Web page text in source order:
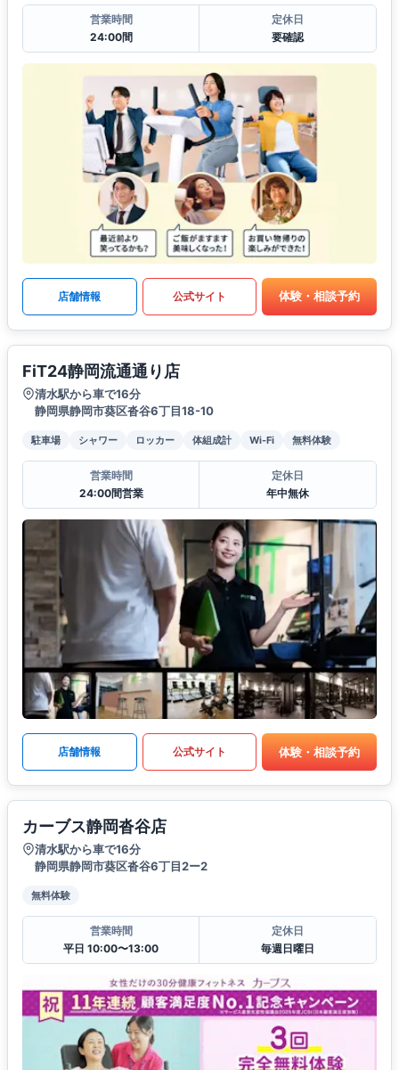
営業時間
24:00間
定休日
要確認
店舗情報 公式サイト 体験・相談予約
FiT24静岡流通通り店
清水駅から車で16分
静岡県静岡市葵区沓谷6丁目18-10
駐車場 シャワー ロッカー 体組成計 Wi-Fi 無料体験
営業時間
24:00間営業
定休日
年中無休
店舗情報 公式サイト 体験・相談予約
カーブス静岡沓谷店
清水駅から車で16分
静岡県静岡市葵区沓谷6丁目2ー2
無料体験
営業時間
平日 10:00〜13:00
定休日
毎週日曜日